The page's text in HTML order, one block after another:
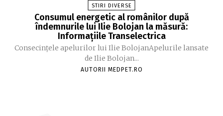
STIRI DIVERSE
Consumul energetic al românilor după
îndemnurile lui Ilie Bolojan la măsură:
Informațiile Transelectrica
Consecințele apelurilor lui Ilie BolojanApelurile lansate
de Ilie Bolojan...
AUTORII MEDPET.RO